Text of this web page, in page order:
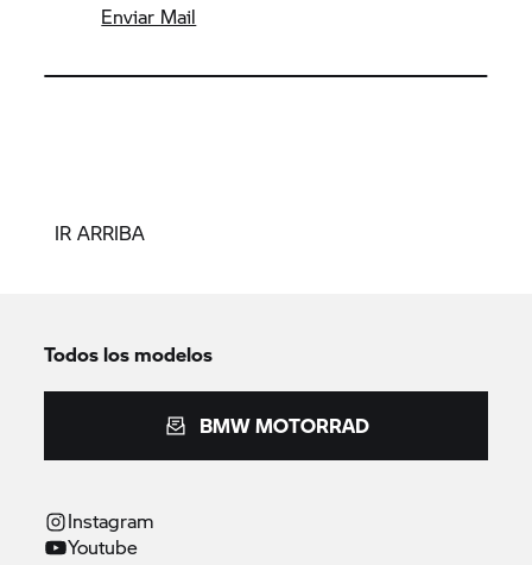
Enviar Mail
IR ARRIBA
Todos los modelos
BMW MOTORRAD
Instagram
Youtube